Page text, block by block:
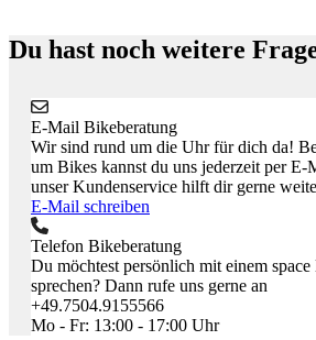
Du hast noch weitere
E-Mail Bikeberatung
Wir sind rund um die Uhr für dich da!
um Bikes kannst du uns jederzeit per
unser Kundenservice hilft dir gerne
E-Mail schreiben
Telefon Bikeberatung
Du möchtest persönlich mit einem
sprechen? Dann rufe uns gerne an
+49.7504.9155566
Mo - Fr: 13:00 - 17:00 Uhr